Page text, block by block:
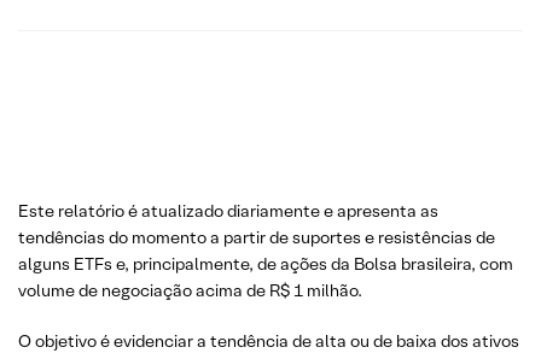
Este relatório é atualizado diariamente e apresenta as
tendências do momento a partir de suportes e resistências de
alguns ETFs e, principalmente, de ações da Bolsa brasileira, com
volume de negociação acima de R$ 1 milhão.
O objetivo é evidenciar a tendência de alta ou de baixa dos ativos